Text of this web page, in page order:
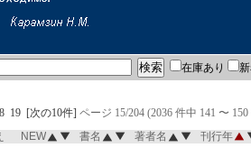
在庫あり
19 [次の10件] ページ 15/204 (2036 件中 141 〜
NEW 書名 著者名 刊行年